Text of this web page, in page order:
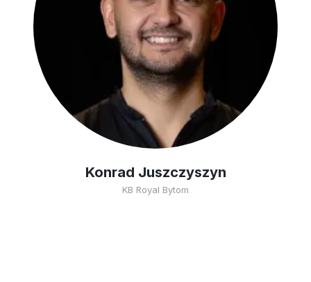
Konrad Juszczyszyn
KB Royal Bytom